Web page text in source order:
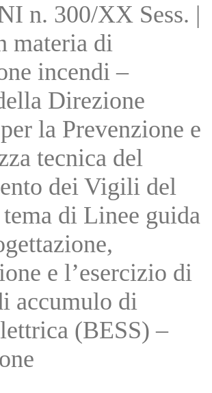
n. 300/XX Sess. |
materia di
incendi –
Direzione
la Prevenzione e
tecnica del
dei Vigili del
di Linee guida
e l’esercizio di
accumulo di
(BESS) –